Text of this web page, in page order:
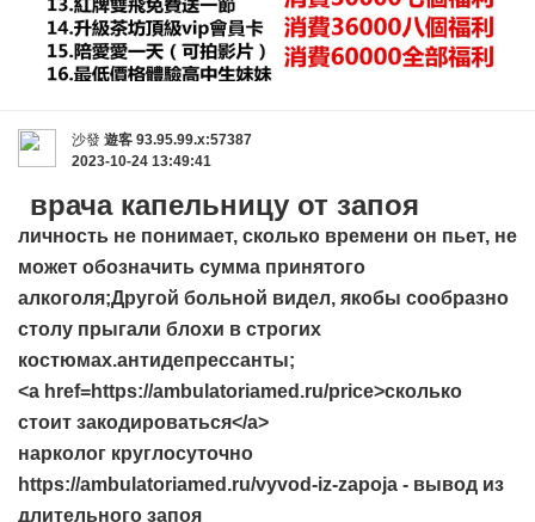
沙發 遊客 93.95.99.x:57387
2023-10-24 13:49:41
врача капельницу от запоя
личность не понимает, сколько времени он пьет, не
может обозначить сумма принятого
алкоголя;Другой больной видел, якобы сообразно
столу прыгали блохи в строгих
костюмах.антидепрессанты;
<a href=https://ambulatoriamed.ru/price>сколько
стоит закодироваться</a>
нарколог круглосуточно
https://ambulatoriamed.ru/vyvod-iz-zapoja - вывод из
длительного запоя